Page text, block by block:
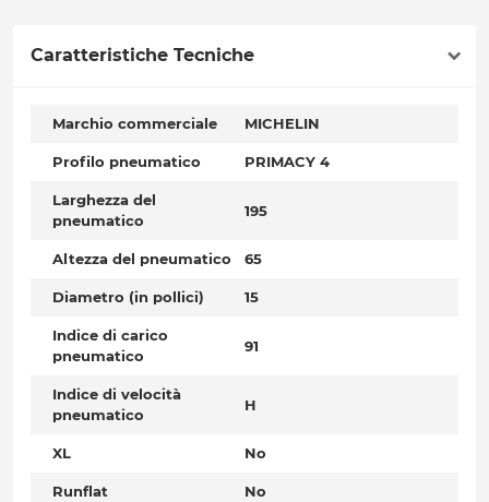
Caratteristiche Tecniche
Marchio commerciale MICHELIN
Profilo pneumatico PRIMACY 4
Larghezza del
pneumatico
195
Altezza del pneumatico 65
Diametro (in pollici) 15
Indice di carico
pneumatico
91
Indice di velocità
pneumatico
H
XL No
Runflat No